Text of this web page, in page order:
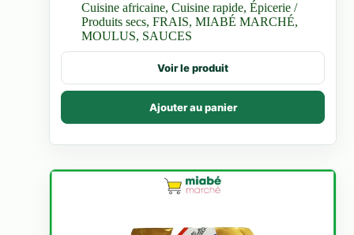
prix :
2.500 CFA
8.000 CFA
Cuisine africaine,Cuisine rapide,Épicerie /
Produits secs,FRAIS,MIABÉ MARCHÉ,
MOULUS, SAUCES
Voir le produit
Ajouter au panier
Ce
a
plusieurs
Les
options
être